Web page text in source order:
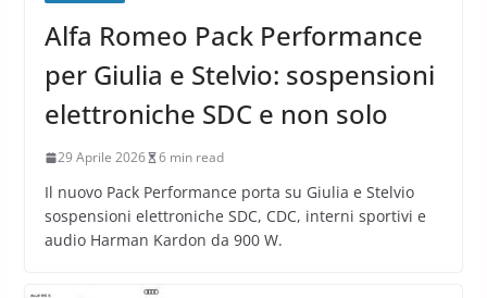
Alfa Romeo Pack Performance
per Giulia e Stelvio: sospensioni
elettroniche SDC e non solo
29 Aprile 2026 6 min read
Il nuovo Pack Performance porta su Giulia e Stelvio
sospensioni elettroniche SDC, CDC, interni sportivi e
audio Harman Kardon da 900 W.